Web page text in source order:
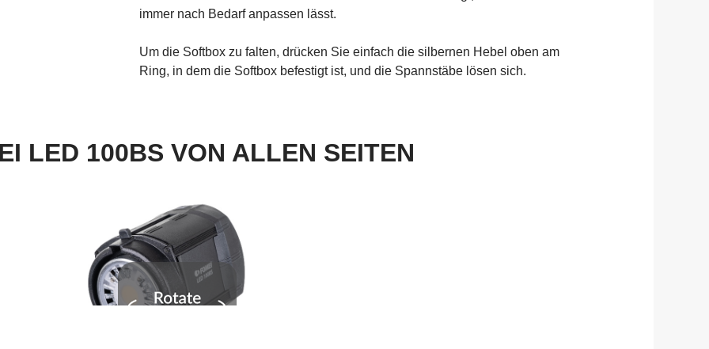
immer nach Bedarf anpassen lässt.
Um die Softbox zu falten, drücken Sie einfach die silbernen Hebel oben am
Ring, in dem die Softbox befestigt ist, und die Spannstäbe lösen sich.
LED 100BS VON ALLEN SEITEN